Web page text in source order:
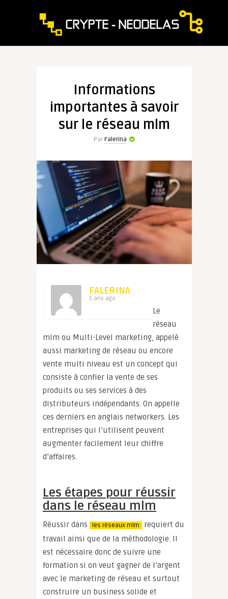
Informations
importantes à savoir
sur le réseau mlm
Par Falerina
FALERINA
5 ans ago
Le
réseau
mlm ou Multi-Level marketing, appelé
aussi marketing de réseau ou encore
vente multi niveau est un concept qui
consiste à confier la vente de ses
produits ou ses services à des
distributeurs indépendants. On appelle
ces derniers en anglais networkers. Les
entreprises qui l’utilisent peuvent
augmenter facilement leur chiffre
d’affaires.
Les étapes pour réussir
dans le réseau mlm
Réussir dans les réseaux mlm
requiert du
travail ainsi que de la méthodologie. Il
est nécessaire donc de suivre une
formation si on veut gagner de l’argent
avec le marketing de réseau et surtout
construire un business solide et